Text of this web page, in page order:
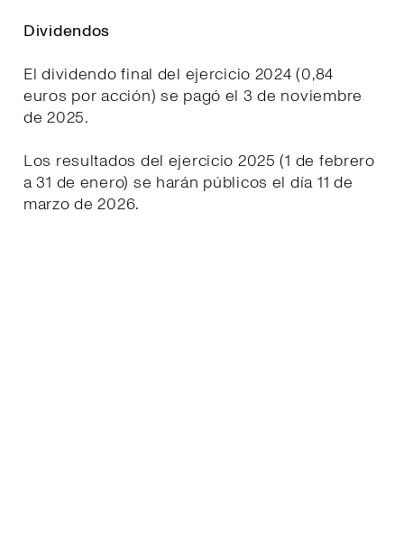
Dividendos
El dividendo final del ejercicio 2024 (0,84
euros por acción) se pagó el 3 de noviembre
de 2025.
Los resultados del ejercicio 2025 (1 de febrero
a 31 de enero) se harán públicos el día 11 de
marzo de 2026.